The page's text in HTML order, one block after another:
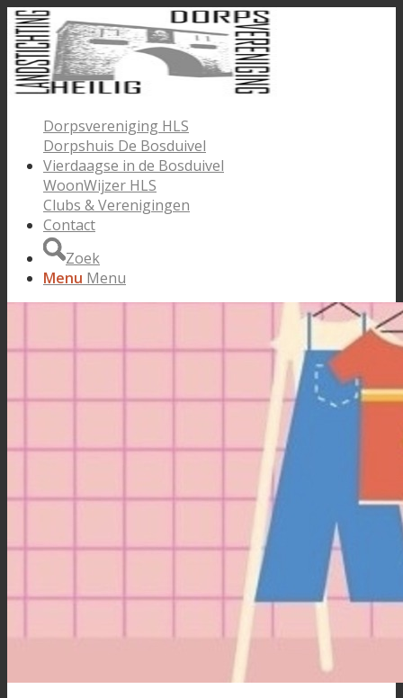
Dorpsvereniging HLS
Dorpshuis De Bosduivel
Vierdaagse in de Bosduivel
WoonWijzer HLS
Clubs & Verenigingen
Contact
Zoek
Menu Menu